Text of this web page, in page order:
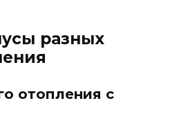
разных
отопления с